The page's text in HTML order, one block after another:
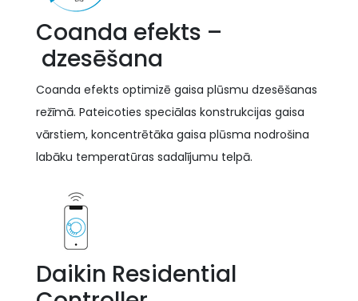
Coanda efekts –
dzesēšana
Coanda efekts optimizē gaisa plūsmu dzesēšanas
režīmā. Pateicoties speciālas konstrukcijas gaisa
vārstiem, koncentrētāka gaisa plūsma nodrošina
labāku temperatūras sadalījumu telpā.
Daikin Residential